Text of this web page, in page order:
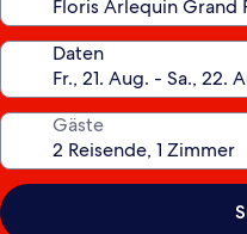
Daten
Gäste